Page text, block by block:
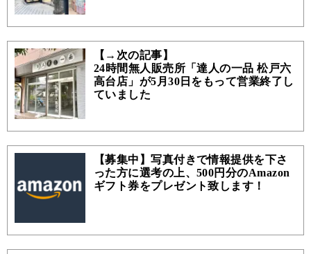
【→次の記事】
24時間無人販売所「達人の一品 松戸六
高台店」が5月30日をもって営業終了し
ていました
【募集中】写真付きで情報提供を下さ
った方に選考の上、500円分のAmazon
ギフト券をプレゼント致します！